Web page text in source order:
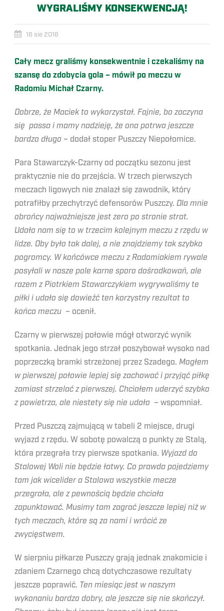
WYGRALIŚMY KONSEKWENCJĄ!
16 sie 2016
Cały mecz graliśmy konsekwentnie i czekaliśmy na
szansę do zdobycia gola – mówił po meczu w
Radomiu Michał Czarny.
Dobrze, że Maciek to wykorzystał. Fajnie, bo zaczyna
się passa i mamy nadzieję, że ona potrwa jeszcze
bardzo długo – dodał stoper Puszczy Niepołomice.
Para Stawarczyk-Czarny od początku sezonu jest
praktycznie nie do przejścia. W trzech pierwszych
meczach ligowych nie znalazł się zawodnik, który
potrafiłby przechytrzyć defensorów Puszczy. Dla mnie
obrońcy najważniejsze jest zero po stronie strat.
Udało nam się to w trzecim kolejnym meczu z rzędu w
lidze. Oby było tak dalej, a nie znajdziemy tak szybko
pogromcy. W końcówce meczu z Radomiakiem rywale
posyłali w nasze pole karne sporo dośrodkowań, ale
razem z Piotrkiem Stawarczykiem wygrywaliśmy te
piłki i udało się dowieźć ten korzystny rezultat to
końca meczu – ocenił.
Czarny w pierwszej połowie mógł otworzyć wynik
spotkania. Jednak jego strzał poszybował wysoko nad
poprzeczką bramki strzeżonej przez Szadego. Mogłem
w pierwszej połowie lepiej się zachować i przyjąć piłkę
zamiast strzelać z pierwszej. Chciałem uderzyć szybko
z powietrza, ale niestety się nie udało – wspomniał.
Przed Puszczą zajmującą w tabeli 2 miejsce, drugi
wyjazd z rzędu. W sobotę powalczą o punkty ze Stalą,
która przegrała trzy pierwsze spotkania. Wyjazd do
Stalowej Woli nie będzie łatwy. Co prawda pojedziemy
tam jak wicelider a Stalowa wszystkie mecze
przegrała, ale z pewnością będzie chciała
zapunktować. Musimy tam zagrać jeszcze lepiej niż w
tych meczach, które są za nami i wrócić ze
zwycięstwem.
W sierpniu piłkarze Puszczy grają jednak znakomicie i
zdaniem Czarnego chcą dotychczasowe rezultaty
jeszcze poprawić. Ten miesiąc jest w naszym
wykonaniu bardzo dobry, ale jeszcze się nie skończył.